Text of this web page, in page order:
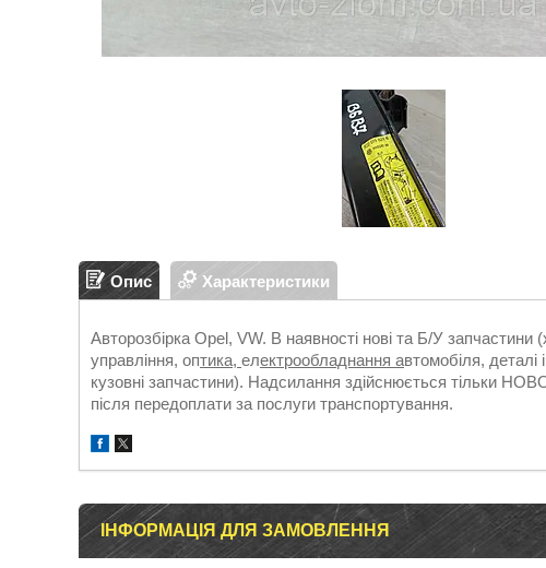
Опис Характеристики
Авторозбірка Opel, VW. В наявності нові та Б/У запчастини
управління, оптика, електрообладнання автомобіля, деталі
кузовні запчастини). Надсилання здійснюється тільки
після передоплати за послуги транспортування.
ІНФОРМАЦІЯ ДЛЯ ЗАМОВЛЕННЯ